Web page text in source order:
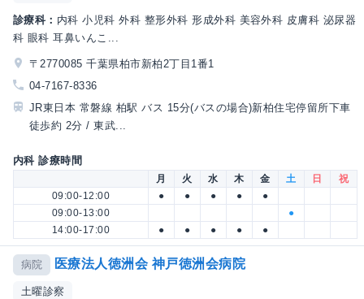
診療科： 内科 小児科 外科 整形外科 形成外科 美容外科 皮膚科 泌尿器
科 眼科 耳鼻いんこ...
〒2770085 千葉県柏市新柏2丁目1番1
04-7167-8336
JR東日本 常磐線 柏駅 バス 15分(バスの場合)新柏住宅停留所下車
徒歩約 2分 / 東武...
内科 診療時間
月 火 水 木 金 土 日
祝
09:00-12:00
● ● ● ●
●
09:00-13:00
●
14:00-17:00
● ● ● ● ●
病院 医療法人徳洲会 神戸徳洲会病院
土曜診察